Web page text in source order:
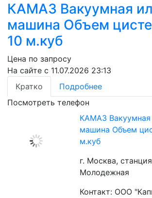
КАМАЗ Вакуумная
машина Объем
10 м.куб
Цена по запросу
На сайте с 11.07.2026 23:13
Кратко
Подробнее
Посмотреть телефон
КАМАЗ Вакуумная
машина Объем
м.куб
г. Москва,
Молодежная
Контакт: ООО